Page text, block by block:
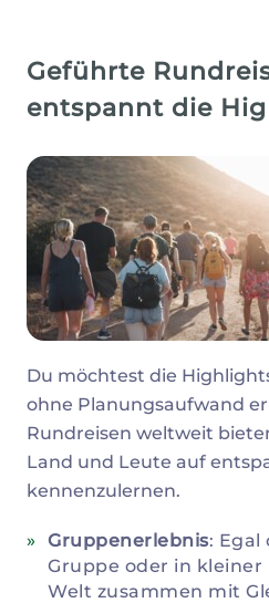
Geführte
entspannt die
Du möchtest die
ohne Planungsaufwand
Rundreisen weltweit
Land und Leute auf
kennenzulernen.
Gruppenerlebnis: Egal
Gruppe oder in kleiner
Welt zusammen mit